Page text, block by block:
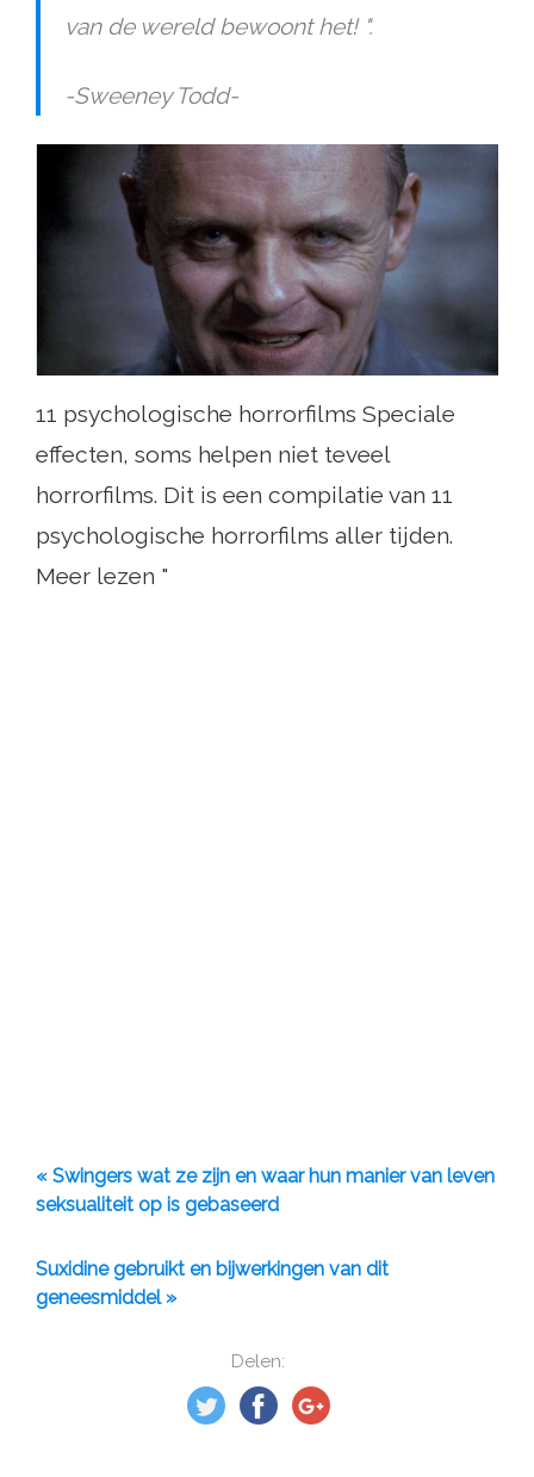
Delen:
van de wereld bewoont het! ".
-Sweeney Todd-
11 psychologische horrorfilms Speciale
effecten, soms helpen niet teveel
horrorfilms. Dit is een compilatie van 11
psychologische horrorfilms aller tijden.
Meer lezen "
« Swingers wat ze zijn en waar hun manier van leven
seksualiteit op is gebaseerd
Suxidine gebruikt en bijwerkingen van dit
geneesmiddel »